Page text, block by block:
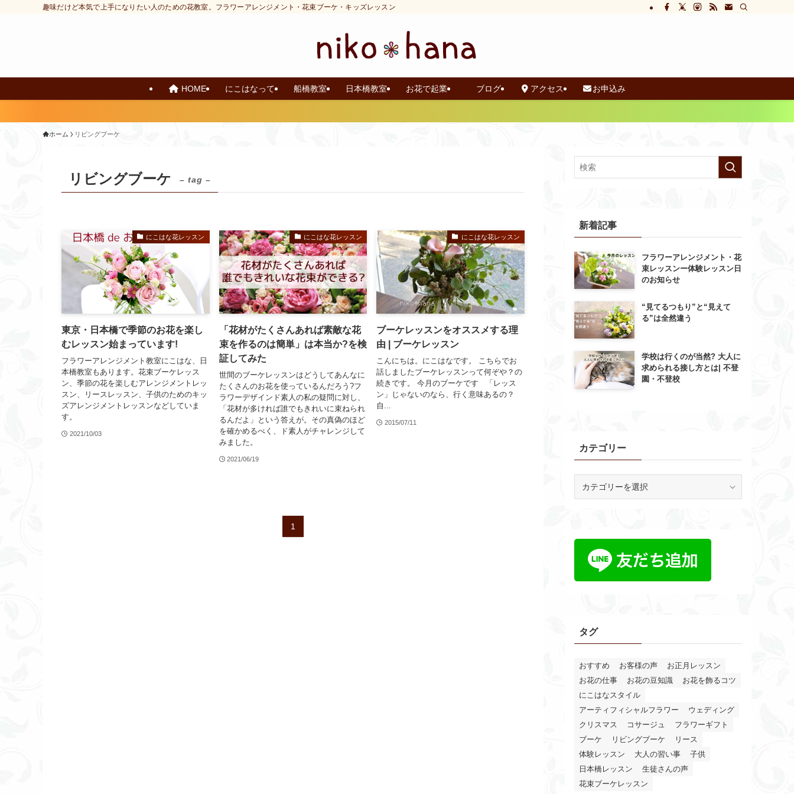
趣味だけど本気で上手になりたい人のための花教室。フラワーアレンジメント・花束ブーケ・キッズレッスン
HOME にこはなって 船橋教室 日本橋教室 お花で起業 ブログ アクセス お申込み
ホーム リビングブーケ
リビングブーケ – tag –
にこはな花レッスン
東京・日本橋で季節のお花を楽し
むレッスン始まっています!
フラワーアレンジメント教室にこはな、日
本橋教室もあります。花束ブーケレッス
ン、季節の花を楽しむアレンジメントレッ
スン、リースレッスン、子供のためのキッ
ズアレンジメントレッスンなどしていま
す。
2021/10/03
にこはな花レッスン
「花材がたくさんあれば素敵な花
束を作るのは簡単」は本当か?を検
証してみた
世間のブーケレッスンはどうしてあんなに
たくさんのお花を使っているんだろう?フ
ラワーデザインド素人の私の疑問に対し、
「花材が多ければ誰でもきれいに束ねられ
るんだよ」という答えが。その真偽のほど
を確かめるべく、ド素人がチャレンジして
みました。
2021/06/19
にこはな花レッスン
ブーケレッスンをオススメする理
由 | ブーケレッスン
こんにちは。にこはなです。 こちらでお
話しましたブーケレッスンって何ぞや？の
続きです。 今月のブーケです 「レッス
ン」じゃないのなら、行く意味あるの？
自...
2015/07/11
1
新着記事
フラワーアレンジメント・花
束レッスンー体験レッスン日
のお知らせ
“見てるつもり”と“見えて
る”は全然違う
学校は行くのが当然? 大人に
求められる接し方とは| 不登
園・不登校
カテゴリー
タグ
おすすめ お客様の声
お正月レッスン
お花の仕事
お花の豆知識
お花を飾るコツ
にこはなスタイル
アーティフィシャルフラワー
ウェディング
クリスマス
コサージュ
フラワーギフト
ブーケ
リビングブーケ
リース
体験レッスン
大人の習い事
子供
日本橋レッスン
生徒さんの声
花束ブーケレッスン